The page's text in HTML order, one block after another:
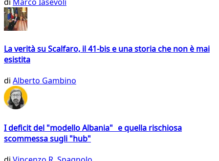
La verità su Scalfaro, il 41-bis e una storia che non è mai
esistita
di Alberto Gambino
I deficit del "modello Albania" e quella rischiosa
scommessa sugli "hub"